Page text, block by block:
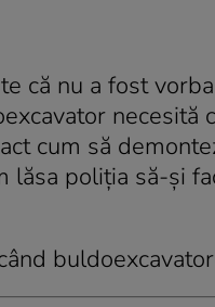
că nu a fost
necesită
cum să
poliția să-și